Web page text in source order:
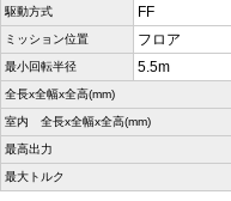
駆動方式 FF
ミッション位置 フロア
最小回転半径 5.5m
全長x全幅x全高(mm)
室内 全長x全幅x全高(mm)
最高出力
最大トルク